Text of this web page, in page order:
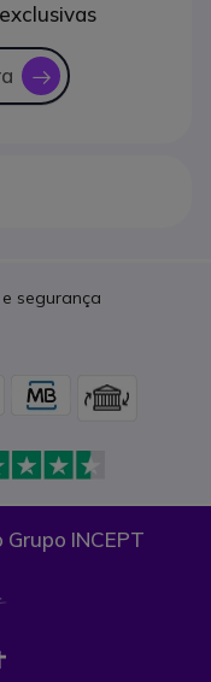
icon
segurança
INCEPT